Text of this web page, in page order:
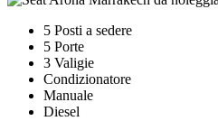
5 Posti a sedere
5 Porte
3 Valigie
Condizionatore
Manuale
Diesel